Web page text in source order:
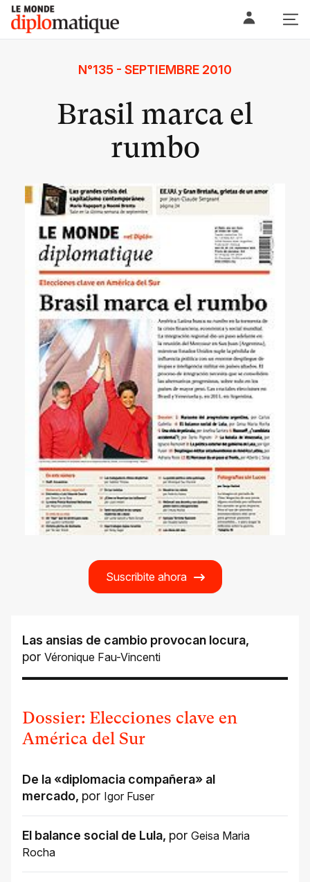
Skip
content
Le monde diplomatique
N°135 - SEPTIEMBRE 2010
Brasil marca el
rumbo
Suscribite ahora
Las ansias de cambio provocan locura,
por Véronique Fau-Vincenti
Dossier: Elecciones clave en
América del Sur
De la «diplomacia compañera» al
mercado, por Igor Fuser
El balance social de Lula, por Geisa Maria
Rocha